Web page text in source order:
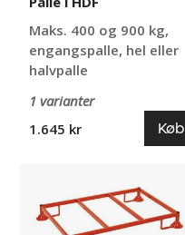
Maks. 400 og 900 kg,
engangspalle, hel eller
halvpalle
1 varianter
1.645 kr
Køb